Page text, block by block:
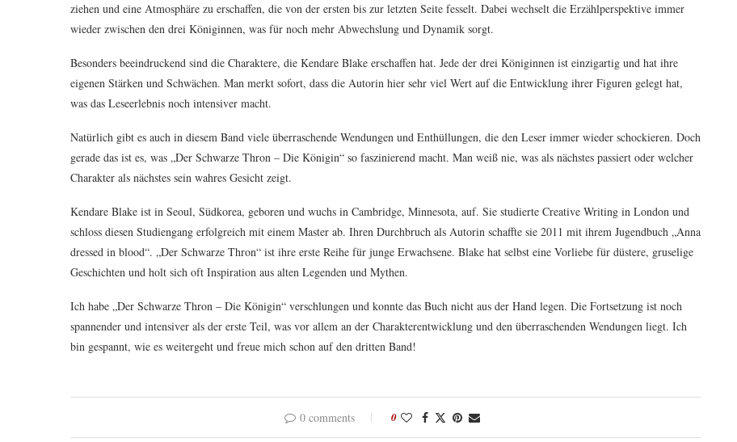
ziehen und eine Atmosphäre zu erschaffen, die von der ersten bis zur letzten Seite fesselt. Dabei wechselt die Erzählperspektive immer
wieder zwischen den drei Königinnen, was für noch mehr Abwechslung und Dynamik sorgt.
Besonders beeindruckend sind die Charaktere, die Kendare Blake erschaffen hat. Jede der drei Königinnen ist einzigartig und hat ihre
eigenen Stärken und Schwächen. Man merkt sofort, dass die Autorin hier sehr viel Wert auf die Entwicklung ihrer Figuren gelegt hat,
was das Leseerlebnis noch intensiver macht.
Natürlich gibt es auch in diesem Band viele überraschende Wendungen und Enthüllungen, die den Leser immer wieder schockieren. Doch
gerade das ist es, was „Der Schwarze Thron – Die Königin“ so faszinierend macht. Man weiß nie, was als nächstes passiert oder welcher
Charakter als nächstes sein wahres Gesicht zeigt.
Kendare Blake ist in Seoul, Südkorea, geboren und wuchs in Cambridge, Minnesota, auf. Sie studierte Creative Writing in London und
schloss diesen Studiengang erfolgreich mit einem Master ab. Ihren Durchbruch als Autorin schaffte sie 2011 mit ihrem Jugendbuch „Anna
dressed in blood“. „Der Schwarze Thron“ ist ihre erste Reihe für junge Erwachsene. Blake hat selbst eine Vorliebe für düstere, gruselige
Geschichten und holt sich oft Inspiration aus alten Legenden und Mythen.
Ich habe „Der Schwarze Thron – Die Königin“ verschlungen und konnte das Buch nicht aus der Hand legen. Die Fortsetzung ist noch
spannender und intensiver als der erste Teil, was vor allem an der Charakterentwicklung und den überraschenden Wendungen liegt. Ich
bin gespannt, wie es weitergeht und freue mich schon auf den dritten Band!
0 comments 0